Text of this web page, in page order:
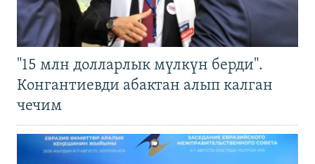
"15 млн долларлык мүлкүн берди".
Конгантиевди абактан алып калган
чечим